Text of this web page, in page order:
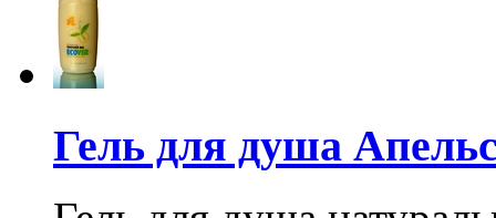
Гель для душа